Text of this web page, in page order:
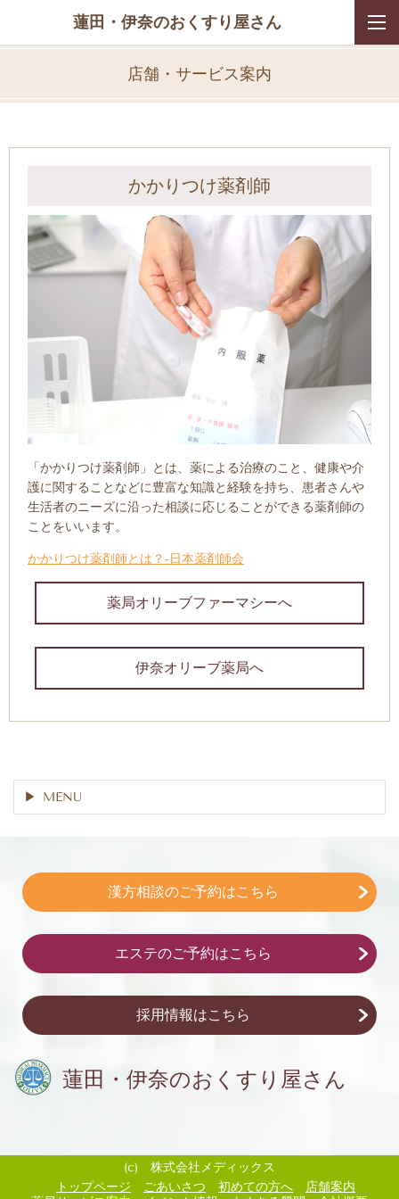
蓮田・伊奈のおくすり屋さん
店舗・サービス案内
かかりつけ薬剤師
「かかりつけ薬剤師」とは、薬による治療のこと、健康や介
護に関することなどに豊富な知識と経験を持ち、患者さんや
生活者のニーズに沿った相談に応じることができる薬剤師の
ことをいいます。
かかりつけ薬剤師とは？-日本薬剤師会
薬局オリーブファーマシーへ
伊奈オリーブ薬局へ
MENU
漢方相談のご予約はこちら
エステのご予約はこちら
採用情報はこちら
蓮田・伊奈のおくすり屋さん
(c) 株式会社メディックス
トップページ
ごあいさつ 初めての方へ
店舗案内